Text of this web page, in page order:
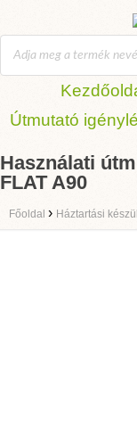
Útmutató
Használati
FLAT A90
Főoldal › Háztartási